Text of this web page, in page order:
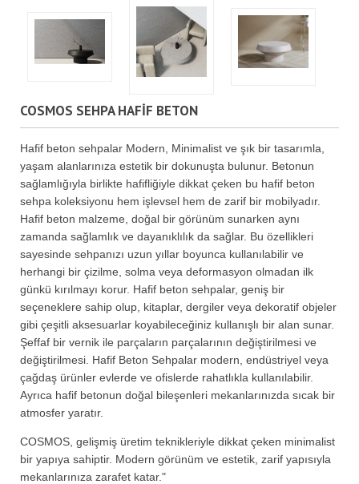
COSMOS SEHPA HAFİF BETON
Hafif beton sehpalar Modern, Minimalist ve şık bir tasarımla,
yaşam alanlarınıza estetik bir dokunuşta bulunur. Betonun
sağlamlığıyla birlikte hafifliğiyle dikkat çeken bu hafif beton
sehpa koleksiyonu hem işlevsel hem de zarif bir mobilyadır.
Hafif beton malzeme, doğal bir görünüm sunarken aynı
zamanda sağlamlık ve dayanıklılık da sağlar. Bu özellikleri
sayesinde sehpanızı uzun yıllar boyunca kullanılabilir ve
herhangi bir çizilme, solma veya deformasyon olmadan ilk
günkü kırılmayı korur. Hafif beton sehpalar, geniş bir
seçeneklere sahip olup, kitaplar, dergiler veya dekoratif objeler
gibi çeşitli aksesuarlar koyabileceğiniz kullanışlı bir alan sunar.
Şeffaf bir vernik ile parçaların parçalarının değiştirilmesi ve
değiştirilmesi. Hafif Beton Sehpalar modern, endüstriyel veya
çağdaş ürünler evlerde ve ofislerde rahatlıkla kullanılabilir.
Ayrıca hafif betonun doğal bileşenleri mekanlarınızda sıcak bir
atmosfer yaratır.
COSMOS, gelişmiş üretim teknikleriyle dikkat çeken minimalist
bir yapıya sahiptir. Modern görünüm ve estetik, zarif yapısıyla
mekanlarınıza zarafet katar."